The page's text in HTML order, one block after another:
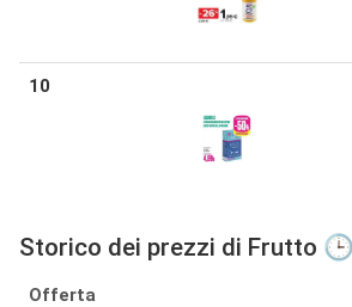
10
Storico dei prezzi di Frutto 🕒
Offerta